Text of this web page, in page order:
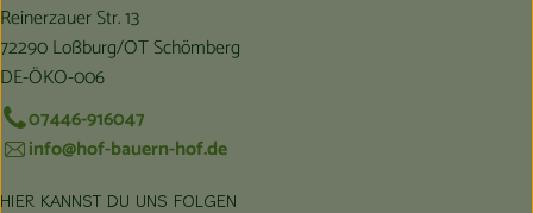
Reinerzauer Str. 13
72290 Loßburg/OT Schömberg
DE-ÖKO-006
07446-916047
info@hof-bauern-hof.de
HIER KANNST DU UNS FOLGEN